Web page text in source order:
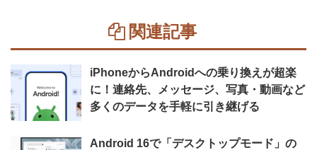
関連記事
iPhoneからAndroidへの乗り換えが超楽
に！連絡先、メッセージ、写真・動画など
多くのデータを手軽に引き継げる
Android 16で「デスクトップモード」の